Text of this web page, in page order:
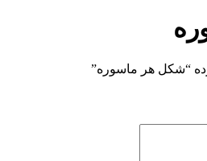
“شکل هر ماسوره”